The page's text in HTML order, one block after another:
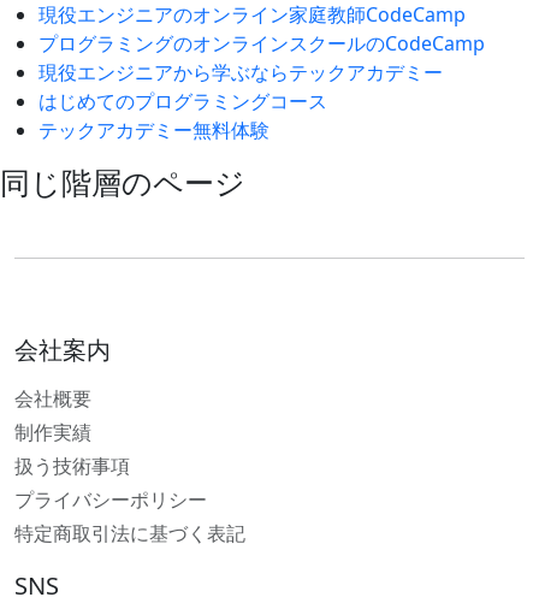
現役エンジニアのオンライン家庭教師CodeCamp
プログラミングのオンラインスクールのCodeCamp
現役エンジニアから学ぶならテックアカデミー
はじめてのプログラミングコース
テックアカデミー無料体験
同じ階層のページ
会社案内
会社概要
制作実績
扱う技術事項
プライバシーポリシー
特定商取引法に基づく表記
SNS